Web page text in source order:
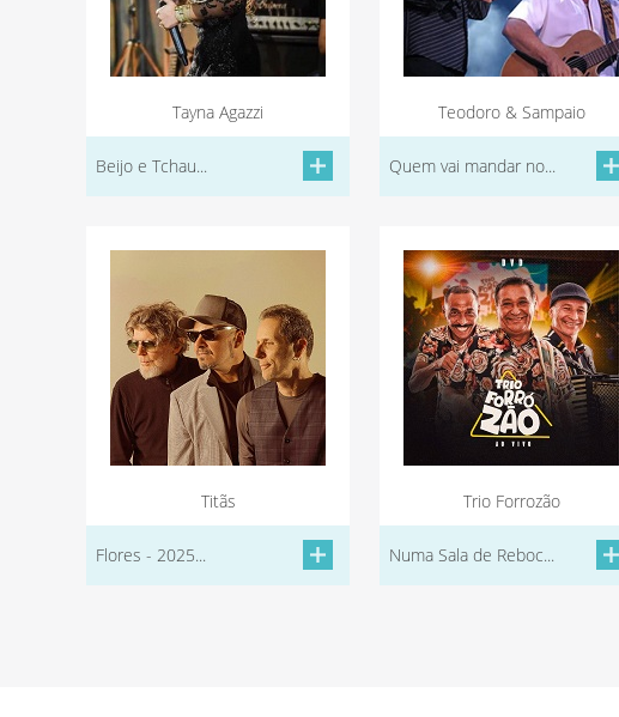
Tayna Agazzi
Beijo e Tchau...
Teodoro & Sampaio
Quem vai mandar no...
Titãs
Flores - 2025...
Trio Forrozão
Numa Sala de Reboc...